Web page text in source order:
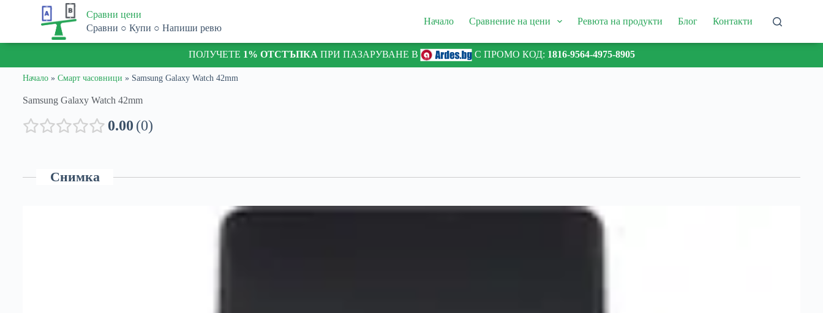
p
o
Сравни цени
Сравни ○ Купи ○ Напиши ревю
Начало Сравнение на цени Ревюта на продукти Блог Контакти
ПОЛУЧЕТЕ 1% ОТСТЪПКА ПРИ ПАЗАРУВАНЕ В С ПРОМО КОД: 1816-9564-4975-8905
Начало » Смарт часовници » Samsung Galaxy Watch 42mm
Samsung Galaxy Watch 42mm
0.00 0
Снимка